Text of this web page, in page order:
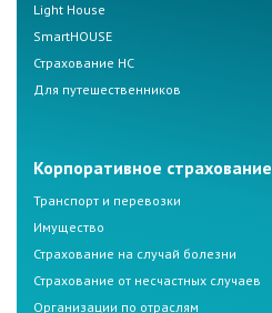
Light House
SmartHOUSE
Страхование НС
Для путешественников
Корпоративное страхование
Транспорт и перевозки
Имущество
Страхование на случай болезни
Страхование от несчастных случаев
Организации по отраслям